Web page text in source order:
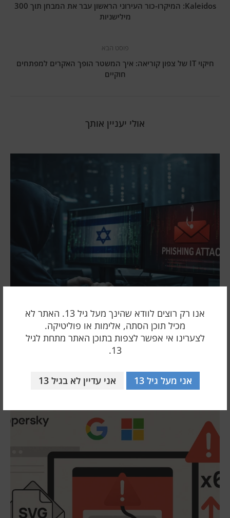
אנו רק רוצים לוודא שהינך מעל גיל 13. האתר לא
מכיל תוכן הסתה, אלימות או פוליטיקה.
לצערינו אי אפשר לצפות בתוכן האתר מתחת לגיל
13.
אני מעל גיל 13 אני עדיין לא בגיל 13
Kaleidos: המיקרו-כור העירוני הראשון עבר את המבחן תוך 300
מילישניות
פוסט הבא
חיקוי IT של צפון קוריאה: איך המשטר הופך האקרים למפתחים
חוקיים
אולי יעניין אותך
לפרוץ ב-6 שניות
24 ינואר 2026